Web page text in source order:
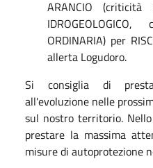
ARANCIO (criticità
ORDINARIA) per
allerta Logudoro.
Si consiglia di
all'evoluzione nelle
sul nostro territorio.
prestare la massima
misure di autoprotezione